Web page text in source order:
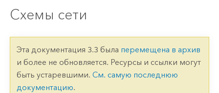
Схемы сети
Эта документация 3.3 была перемещена в архив
и более не обновляется. Ресурсы и ссылки могут
быть устаревшими. См. самую последнюю
документацию.